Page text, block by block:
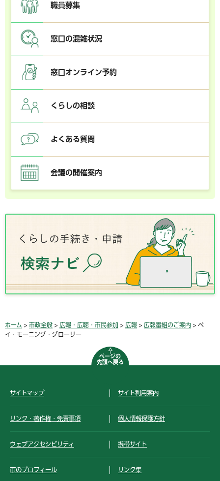
職員募集
窓口の混雑状況
窓口オンライン予約
くらしの相談
よくある質問
会議の開催案内
ホーム > 市政全般 > 広報・広聴・市民参加 > 広報 > 広報番組のご案内 > ベ
イ・モーニング・グローリー
ページの
先頭へ戻る
サイトマップ サイト利用案内
リンク・著作権・免責事項 個人情報保護方針
ウェブアクセシビリティ 携帯サイト
市のプロフィール リンク集